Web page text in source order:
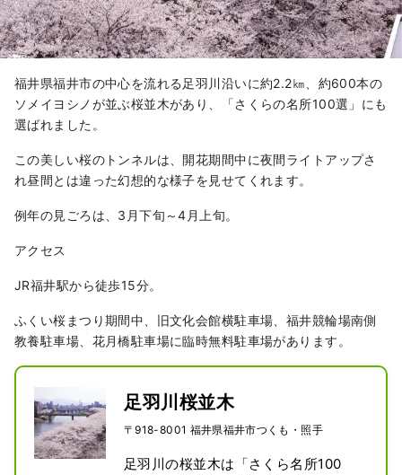
福井県福井市の中心を流れる足羽川沿いに約2.2㎞、約600本の
ソメイヨシノが並ぶ桜並木があり、「さくらの名所100選」にも
選ばれました。
この美しい桜のトンネルは、開花期間中に夜間ライトアップさ
れ昼間とは違った幻想的な様子を見せてくれます。
例年の見ごろは、3月下旬～4月上旬。
アクセス
JR福井駅から徒歩15分。
ふくい桜まつり期間中、旧文化会館横駐車場、福井競輪場南側
教養駐車場、花月橋駐車場に臨時無料駐車場があります。
足羽川桜並木
〒918-8001 福井県福井市つくも・照手
足羽川の桜並木は「さくら名所100